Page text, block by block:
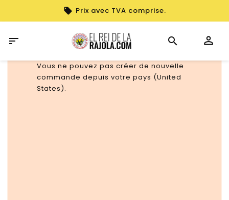
Prix avec TVA comprise.

Vous ne pouvez pas créer de nouvelle
commande depuis votre pays (United
States).